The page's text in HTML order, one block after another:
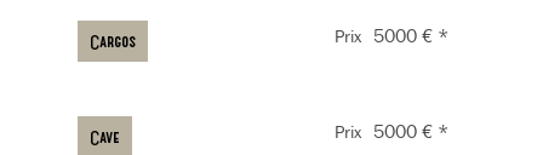
Cargos Prix 5000 € *
Cave Prix 5000 € *